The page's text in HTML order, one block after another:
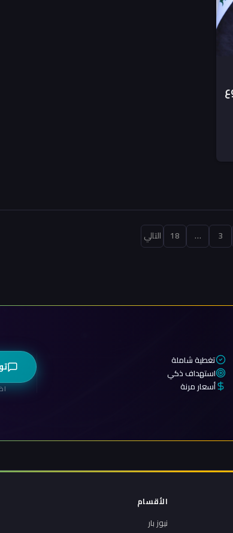
تعدد 3
…
18 التالي
تغطية شاملة
استهداف ذكي
أسعار مرنة
الأقسام
نيوز بار